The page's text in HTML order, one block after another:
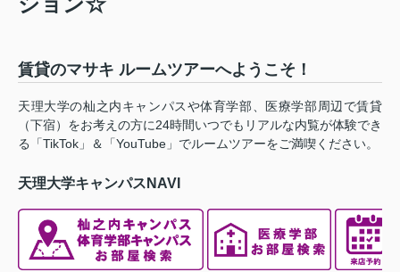
賃貸のマサキ ルームツアーへようこそ！
天理大学の杣之内キャンパスや体育学部、医療学部周辺で賃貸
（下宿）をお考えの方に24時間いつでもリアルな内覧が体験でき
る「TikTok」＆「YouTube」でルームツアーをご満喫ください。
天理大学キャンパスNAVI